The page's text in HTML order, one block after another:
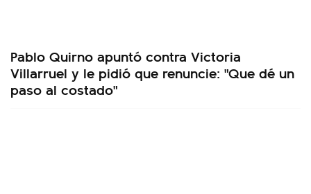
Pablo Quirno apuntó contra Victoria
Villarruel y le pidió que renuncie: "Que dé un
paso al costado"